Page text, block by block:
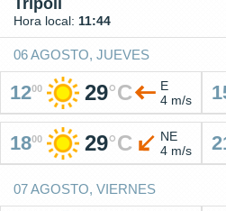
Trípoli
Hora local: 11:44
06 AGOSTO, JUEVES
1200 29°C
E
4 m/s
1800 29°C
NE
4 m/s
07 AGOSTO, VIERNES